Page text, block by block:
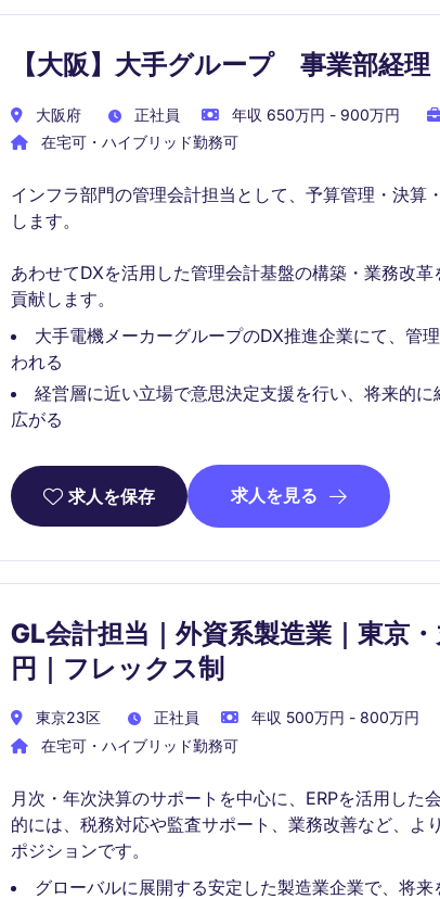
【大阪】大手グループ 事業部経理
大阪府 正社員 年収 650万円 - 900万円
在宅可・ハイブリッド勤務可
インフラ部門の管理会計担当として、予算管理・決算
します。
あわせてDXを活用した管理会計基盤の構築・業務改
貢献します。
大手電機メーカーグループのDX推進企業にて、管
われる
経営層に近い立場で意思決定支援を行い、将来的
広がる
求人を保存 求人を見る
GL会計担当｜外資系製造業｜東京
円｜フレックス制
東京23区 正社員 年収 500万円 - 800万円
在宅可・ハイブリッド勤務可
月次・年次決算のサポートを中心に、ERPを活用した
的には、税務対応や監査サポート、業務改善など、よ
ポジションです。
グローバルに展開する安定した製造業企業で、将